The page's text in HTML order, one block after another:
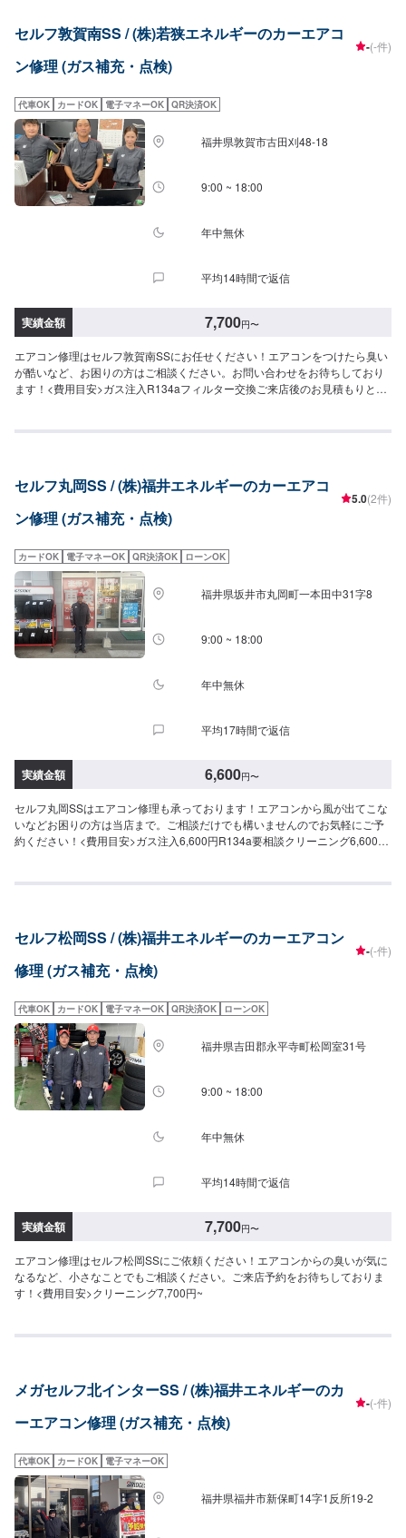
セルフ敦賀南SS / (株)若狭エネルギーのカーエアコ
ン修理 (ガス補充・点検)
-(-件)
代車OK カードOK 電子マネーOK QR決済OK
福井県敦賀市古田刈48-18
9:00 ~ 18:00
年中無休
平均14時間で返信
実績金額 7,700円〜
エアコン修理はセルフ敦賀南SSにお任せください！エアコンをつけたら臭い
が酷いなど、お困りの方はご相談ください。お問い合わせをお待ちしており
ます！<費用目安>ガス注入R134aフィルター交換ご来店後のお見積もりとな
セルフ丸岡SS / (株)福井エネルギーのカーエアコ
ン修理 (ガス補充・点検)
5.0(2件)
カードOK 電子マネーOK QR決済OK ローンOK
福井県坂井市丸岡町一本田中31字8
9:00 ~ 18:00
年中無休
平均17時間で返信
実績金額 6,600円〜
セルフ丸岡SSはエアコン修理も承っております！エアコンから風が出てこな
いなどお困りの方は当店まで。ご相談だけでも構いませんのでお気軽にご予
約ください！<費用目安>ガス注入6,600円R134a要相談クリーニング6,600円
セルフ松岡SS / (株)福井エネルギーのカーエアコン
修理 (ガス補充・点検)
-(-件)
代車OK カードOK 電子マネーOK QR決済OK ローンOK
福井県吉田郡永平寺町松岡室31号
9:00 ~ 18:00
年中無休
平均14時間で返信
実績金額 7,700円〜
エアコン修理はセルフ松岡SSにご依頼ください！エアコンからの臭いが気に
なるなど、小さなことでもご相談ください。ご来店予約をお待ちしておりま
す！<費用目安>クリーニング7,700円~
メガセルフ北インターSS / (株)福井エネルギーのカ
ーエアコン修理 (ガス補充・点検)
-(-件)
代車OK カードOK 電子マネーOK
福井県福井市新保町14字1反所19-2